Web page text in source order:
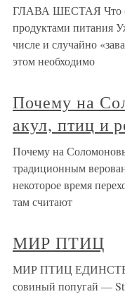
ГЛАВА ШЕСТАЯ Что
продуктами питания
числе и случайно
этом необходимо
Почему на
акул, птиц и
Почему на
традиционным
некоторое время
там считают
МИР ПТИЦ
МИР ПТИЦ
совиный попугай —